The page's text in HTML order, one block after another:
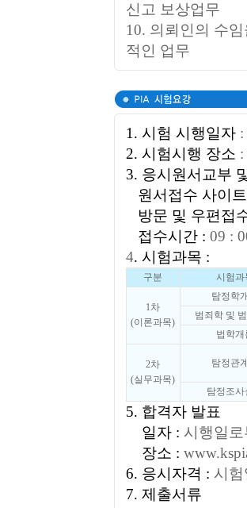
신고 보상업무
10. 의뢰인의 수
적인 업무
1. 시험 시행일자:
2. 시험시행 장소 :
3. 응시원서교부
원서접수 사이
방문 및 우편접
접수시간 : 09 :
4. 시험과목 :
구분 시험과
1차
(이론과목)
탐정학
범죄학 및
법학개
2차
(실무과목)
탐정관
탐정조사
5. 합격자 발표
일자 : 시행일
장소 :
6. 응시자격 : 시
7. 제출서류